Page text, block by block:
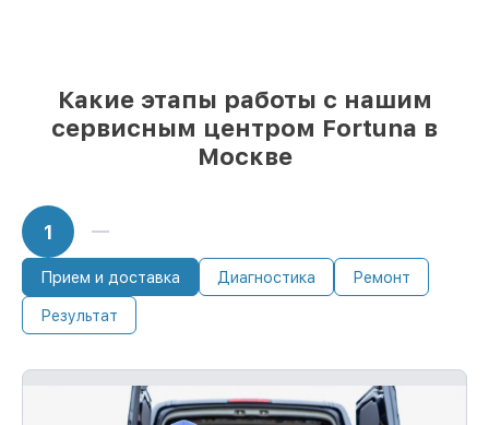
Какие этапы работы с нашим
сервисным центром Fortuna в
Москве
1
Прием и доставка Диагностика Ремонт
Результат